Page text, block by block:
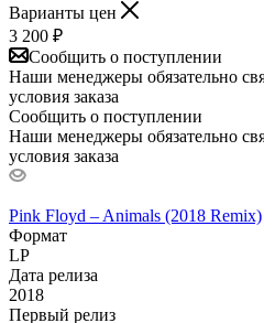
Варианты цен
3 200 ₽
Сообщить о поступлении
Наши менеджеры обязательно
условия заказа
Сообщить о поступлении
Наши менеджеры обязательно
условия заказа
Pink Floyd – Animals (2018 Remix)
Формат
LP
Дата релиза
2018
Первый релиз